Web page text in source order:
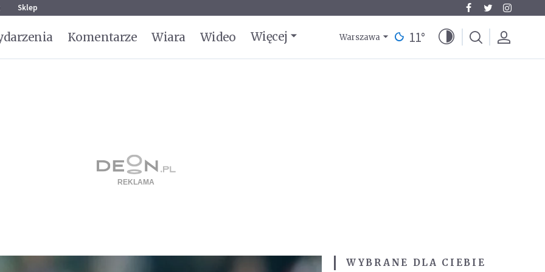
Sklep
Komentarze Wiara Wideo Więcej Warszawa 11°
WYBRANE DLA CIEBIE